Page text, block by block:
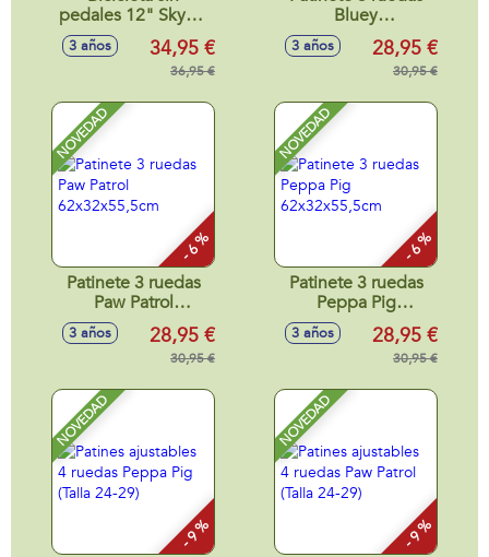
pedales 12" Skye y
Everest
3 años 34,95 €
36,95 €
Bluey
62x32x55,5cm
3 años 28,95 €
30,95 €
NOVEDAD
- 6 %
Patinete 3 ruedas
Paw Patrol
62x32x55,5cm
3 años 28,95 €
30,95 €
NOVEDAD
- 6 %
Patinete 3 ruedas
Peppa Pig
62x32x55,5cm
3 años 28,95 €
30,95 €
NOVEDAD
- 9 %
NOVEDAD
- 9 %